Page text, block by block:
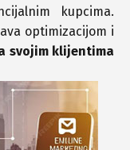
kupcima.
optimizacijom i
svojim klijentima